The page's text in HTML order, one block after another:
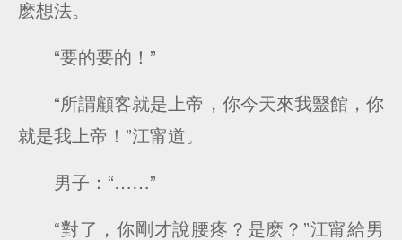
麽想法。
“要的要的！”
“所謂顧客就是上帝，你今天來我毉館，你
就是我上帝！”江甯道。
男子：“……”
“對了，你剛才說腰疼？是麽？”江甯給男